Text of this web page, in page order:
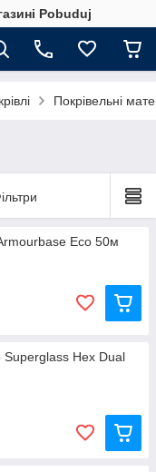
Pobuduj
Покрівельні
Eco 50м
Superglass Hex Dual